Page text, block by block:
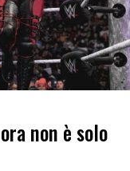
non è solo